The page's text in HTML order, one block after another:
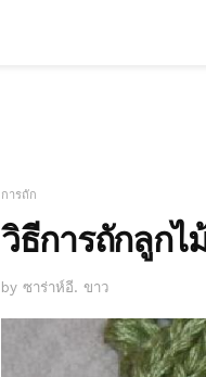
การถัก
วิธีการถักลูก
by ซาร่าห์อี. ขาว